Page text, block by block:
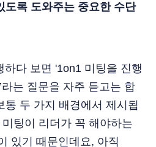
도록 도와주는 중요한 수단
다 보면 '1on1 미팅을 진행
는 질문을 자주 듣고는 합
통 두 가지 배경에서 제시됩
미팅이 리더가 꼭 해야하는
있기 때문인데요, 아직